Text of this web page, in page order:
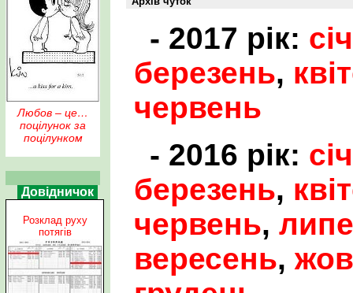
Любов – це…
поцілунок за
поцілунком
Довідничок
Розклад руху
потягів
- 2017 рік:
березень,
червень
- 2016 рік:
березень,
червень,
вересень,